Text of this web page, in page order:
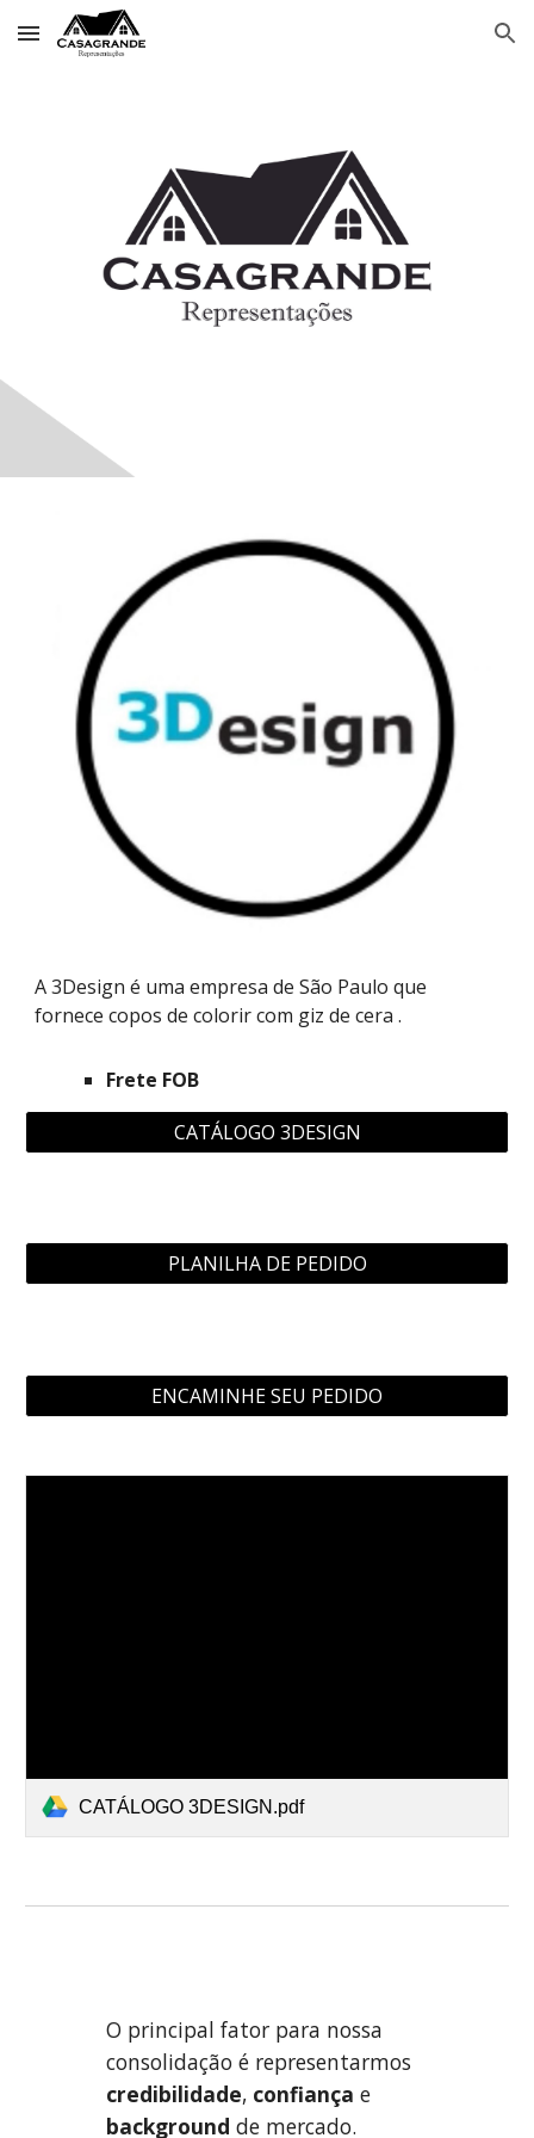
Skip to main content Skip to navigation
A 3Design é uma empresa de São Paulo que
fornece copos de colorir com giz de cera .
Frete FOB
CATÁLOGO 3DESIGN
PLANILHA DE PEDIDO
ENCAMINHE SEU PEDIDO
CATÁLOGO 3DESIGN.pdf
O principal fator para nossa
consolidação é representarmos
credibilidade, confiança e
background de mercado.